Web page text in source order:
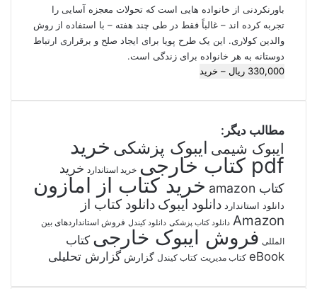
باورنکردنی از خانواده هایی است که تحولات معجزه آسایی را
تجربه کرده اند – غالباً فقط در طی چند هفته – با استفاده از روش
والدین کولاری. این یک طرح پویا برای ایجاد صلح و برقراری ارتباط
دوستانه به هر خانواده برای زندگی است.
330,000 ریال – خرید
مطالب دیگر:
ایبوک شیمی ایبوک پزشکی خرید
pdf کتاب خارجی خرید استاندارد خرید
کتاب amazon
خرید کتاب از امازون
دانلود استاندارد دانلود ایبوک دانلود کتاب از
Amazon دانلود کتاب پزشکی دانلود کیندل فروش استانداردهای بین
المللی فروش ایبوک خارجی کتاب
eBook کتاب مدیریت کتاب کیندل گزارش گزارش تحلیلی